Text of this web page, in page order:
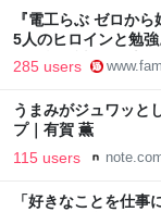
『電工らぶ ゼロか
5人のヒロインと勉
CBT模擬試験”で本
最新情報のファミ通
285 users
うまみがジュワッと
プ｜有賀 薫
115 users
「好きなことを仕